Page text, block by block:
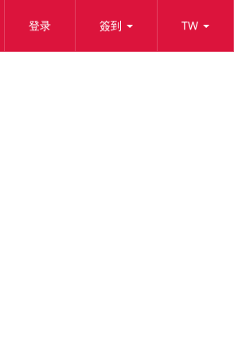
登录 簽到 TW